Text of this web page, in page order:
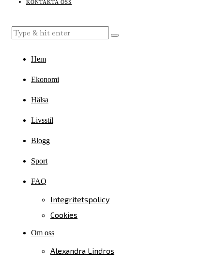
KONTAKTA OSS
Hem
Ekonomi
Hälsa
Livsstil
Blogg
Sport
FAQ
Integritetspolicy
Cookies
Om oss
Alexandra Lindros